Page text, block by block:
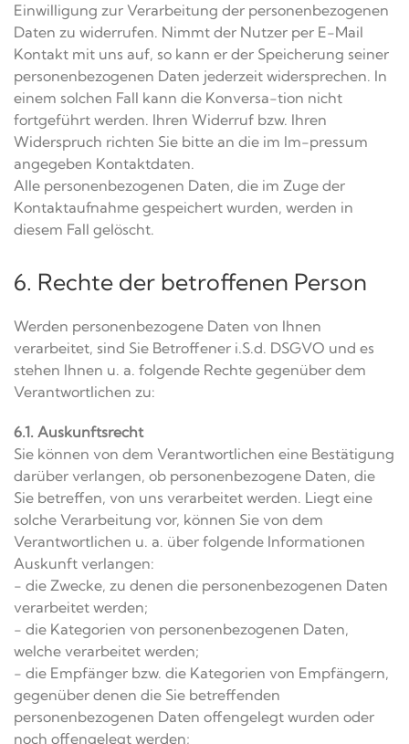
Einwilligung zur Verarbeitung der personenbezogenen
Daten zu widerrufen. Nimmt der Nutzer per E-Mail
Kontakt mit uns auf, so kann er der Speicherung seiner
personenbezogenen Daten jederzeit widersprechen. In
einem solchen Fall kann die Konversa-tion nicht
fortgeführt werden. Ihren Widerruf bzw. Ihren
Widerspruch richten Sie bitte an die im Im-pressum
angegeben Kontaktdaten.
Alle personenbezogenen Daten, die im Zuge der
Kontaktaufnahme gespeichert wurden, werden in
diesem Fall gelöscht.
6. Rechte der betroffenen Person
Werden personenbezogene Daten von Ihnen
verarbeitet, sind Sie Betroffener i.S.d. DSGVO und es
stehen Ihnen u. a. folgende Rechte gegenüber dem
Verantwortlichen zu:
6.1. Auskunftsrecht
Sie können von dem Verantwortlichen eine Bestätigung
darüber verlangen, ob personenbezogene Daten, die
Sie betreffen, von uns verarbeitet werden. Liegt eine
solche Verarbeitung vor, können Sie von dem
Verantwortlichen u. a. über folgende Informationen
Auskunft verlangen:
- die Zwecke, zu denen die personenbezogenen Daten
verarbeitet werden;
- die Kategorien von personenbezogenen Daten,
welche verarbeitet werden;
- die Empfänger bzw. die Kategorien von Empfängern,
gegenüber denen die Sie betreffenden
personenbezogenen Daten offengelegt wurden oder
noch offengelegt werden;